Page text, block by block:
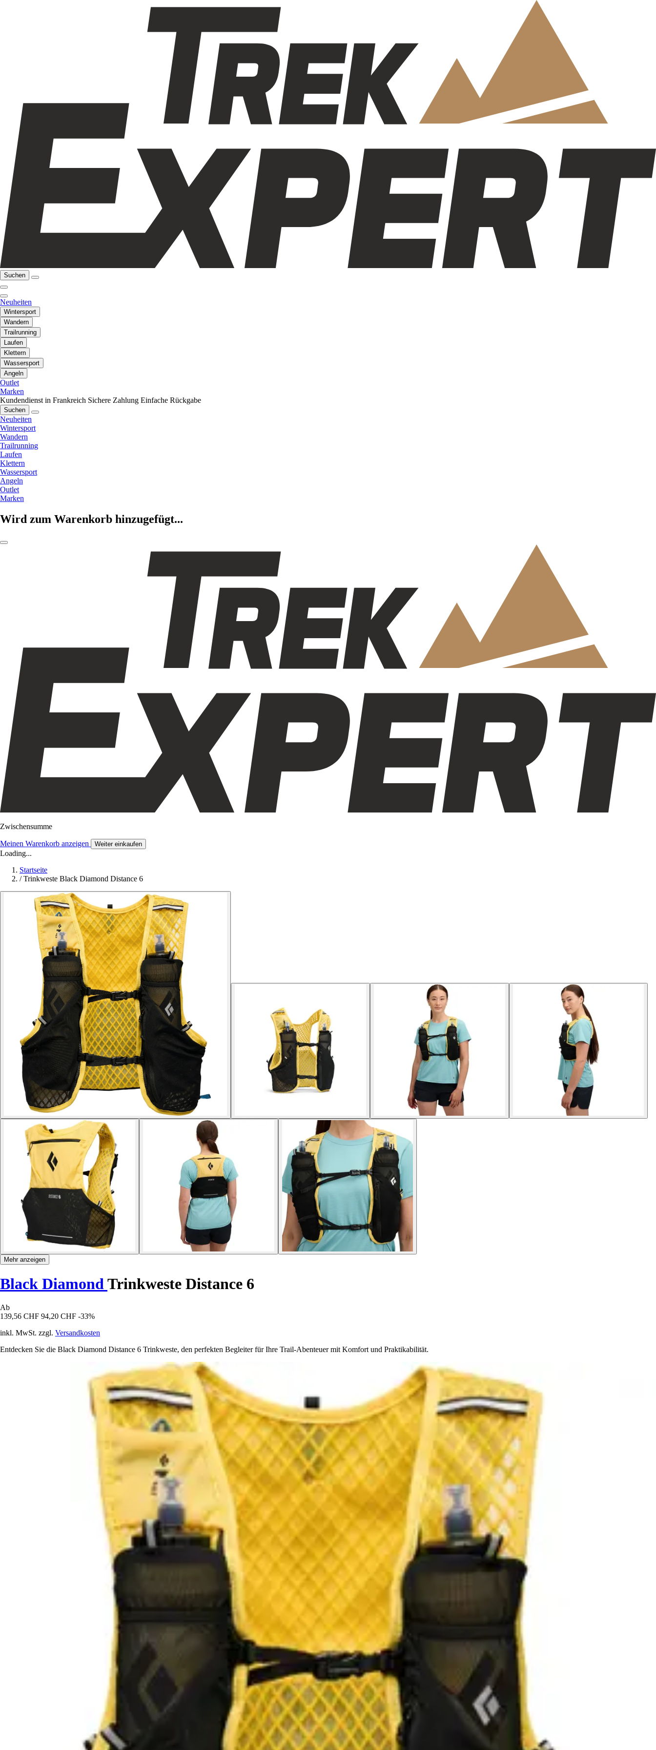
Suchen
Neuheiten
Wintersport
Wandern
Trailrunning
Laufen
Klettern
Wassersport
Angeln
Outlet
Marken
Kundendienst in Frankreich Sichere Zahlung Einfache Rückgabe
Suchen
Neuheiten
Wintersport
Wandern
Trailrunning
Laufen
Klettern
Wassersport
Angeln
Outlet
Marken
Wird zum Warenkorb hinzugefügt...
Zwischensumme
Meinen Warenkorb anzeigen Weiter einkaufen
Loading...
Startseite
/ Trinkweste Black Diamond Distance 6
Mehr anzeigen
Black Diamond Trinkweste Distance 6
Ab
139,56 CHF 94,20 CHF -33%
inkl. MwSt. zzgl. Versandkosten
Entdecken Sie die Black Diamond Distance 6 Trinkweste, den perfekten Begleiter für Ihre Trail-Abenteuer mit Komfort und Praktikabilität.